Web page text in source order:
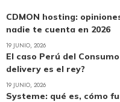
CDMON hosting:
nadie te cuenta en 2026
19 JUNIO, 2026
El caso Perú del
delivery es el rey?
19 JUNIO, 2026
Systeme: qué es, cómo